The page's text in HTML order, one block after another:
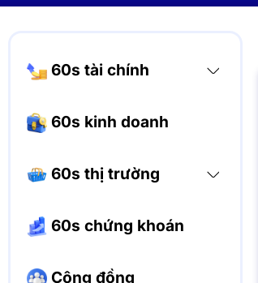
60s tài chính
60s kinh doanh
60s thị trường
60s chứng khoán
Cộng đồng